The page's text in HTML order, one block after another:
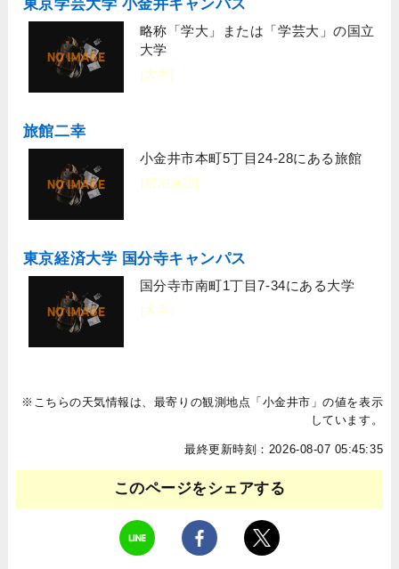
東京学芸大学 小金井キャンパス
略称「学大」または「学芸大」の国立
大学
[大学]
旅館二幸
小金井市本町5丁目24-28にある旅館
[宿泊施設]
東京経済大学 国分寺キャンパス
国分寺市南町1丁目7-34にある大学
[大学]
※こちらの天気情報は、最寄りの観測地点「小金井市」の値を表示
しています。
最終更新時刻：2026-08-07 05:45:35
このページをシェアする